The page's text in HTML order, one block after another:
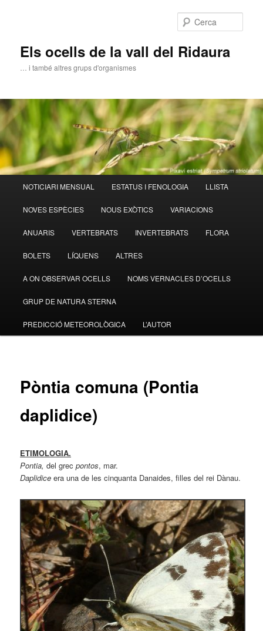
Els ocells de la vall del Ridaura
… i també altres grups d'organismes
principal
NOTICIARI MENSUAL ESTATUS I FENOLOGIA LLISTA
NOVES ESPÈCIES NOUS EXÒTICS VARIACIONS
ANUARIS VERTEBRATS INVERTEBRATS FLORA
BOLETS LÍQUENS ALTRES
A ON OBSERVAR OCELLS NOMS VERNACLES D’OCELLS
GRUP DE NATURA STERNA
PREDICCIÓ METEOROLÒGICA L’AUTOR
Pòntia comuna (Pontia
daplidice)
ETIMOLOGIA.
Pontia,del grecpontos, mar.
Daplidice era una de les cinquanta Danaides, filles del rei Dànau.